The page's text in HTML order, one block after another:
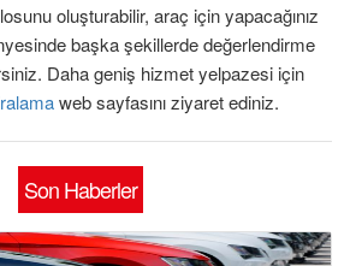
oluşturabilir, araç için yapacağınız
başka şekillerde değerlendirme
Daha geniş hizmet yelpazesi için
web sayfasını ziyaret ediniz.
Son Haberler